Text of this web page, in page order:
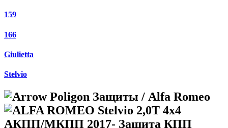
159
166
Giulietta
Stelvio
Защиты / Alfa Romeo